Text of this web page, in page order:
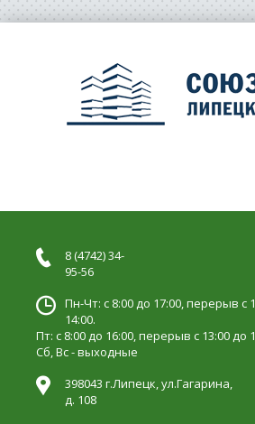
8 (4742) 34-
95-56
Пн-Чт: с 8:00 до 17:00, перерыв с
14:00.
Пт: с 8:00 до 16:00, перерыв с 13:00 до
Сб, Вс - выходные
398043 г.Липецк, ул.Гагарина,
д. 108